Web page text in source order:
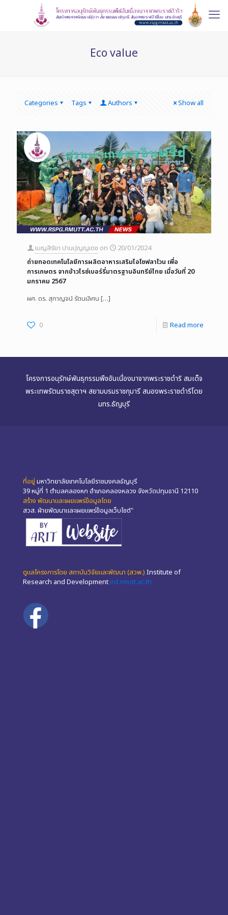
Eco value
Categories Tags Authors Show all
เบญสิร์ยา ปานปุญญเดช on
20/01/2024
ถ่ายทอดเทคโนโลยีการผลิตอาหารเสริมไอโซฟลาโวน เพื่อ
การเกษตร จากข้าวไรซ์เบอร์รี่มาตรฐานอินทรีย์ไทย เมื่อวันที่ 20
มกราคม 2567
ผศ. ดร. สุกาญจน์ รัตนเลิศน […]
0 Read more
โครงการอนุรักษ์พันธุกรรมพืชอันเนื่องมาจากพระราชดำริ สมเด็จ
พระเทพรัตนราชสุดาฯ สยามบรมราชกุมารี สนองพระราชดำริโดย
มทร.ธัญบุรี
ที่อยู่ มหาวิทยาลัยเทคโนโลยีราชมงคลธัญบุรี
39 หมู่ที่ 1 ตำบลคลองหก อำเภอคลองหลวง จังหวัดปทุมธานี 12110
สร้าง พัฒนาและเผยแพร่ข้อมูลโดย
สวส. ฝ่ายพัฒนาและเผยแพร่ข้อมูลเว็บไซต์"
ดูแลโครงการโดย สถาบันวิจัยและพัฒนา (สวพ.) Institute of
Research and Development ird.rmutt.ac.th